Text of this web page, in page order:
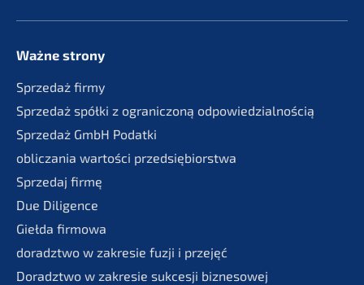
Ważne strony
Sprze­daż firmy
Sprze­daż spółki z ogranic­zoną odpowiedzialnością
Sprze­daż GmbH Podatki
oblic­za­nia wartości przedsiębiorstwa
Sprze­daj firmę
Due Diligence
Giełda firmo­wa
doradzt­wo w zakre­sie fuzji i przejęć
Doradzt­wo w zakre­sie sukces­ji biznesowej